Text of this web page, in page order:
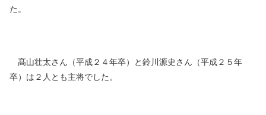
た。
髙山壮太さん（平成２４年卒）と鈴川源史さん（平成２５年
卒）は２人とも主将でした。